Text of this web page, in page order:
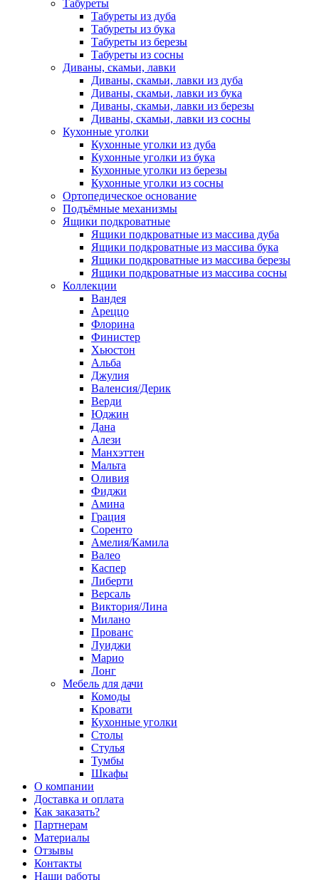
Табуреты
Табуреты из дуба
Табуреты из бука
Табуреты из березы
Табуреты из сосны
Диваны, скамьи, лавки
Диваны, скамьи, лавки из дуба
Диваны, скамьи, лавки из бука
Диваны, скамьи, лавки из березы
Диваны, скамьи, лавки из сосны
Кухонные уголки
Кухонные уголки из дуба
Кухонные уголки из бука
Кухонные уголки из березы
Кухонные уголки из сосны
Ортопедическое основание
Подъёмные механизмы
Ящики подкроватные
Ящики подкроватные из массива дуба
Ящики подкроватные из массива бука
Ящики подкроватные из массива березы
Ящики подкроватные из массива сосны
Коллекции
Вандея
Ареццо
Флорина
Финистер
Хьюстон
Альба
Джулия
Валенсия/Дерик
Верди
Юджин
Дана
Алези
Манхэттен
Мальта
Оливия
Фиджи
Амина
Грация
Соренто
Амелия/Камила
Валео
Каспер
Либерти
Версаль
Виктория/Лина
Милано
Прованс
Луиджи
Марио
Лонг
Мебель для дачи
Комоды
Кровати
Кухонные уголки
Столы
Стулья
Тумбы
Шкафы
О компании
Доставка и оплата
Как заказать?
Партнерам
Материалы
Отзывы
Контакты
Наши работы